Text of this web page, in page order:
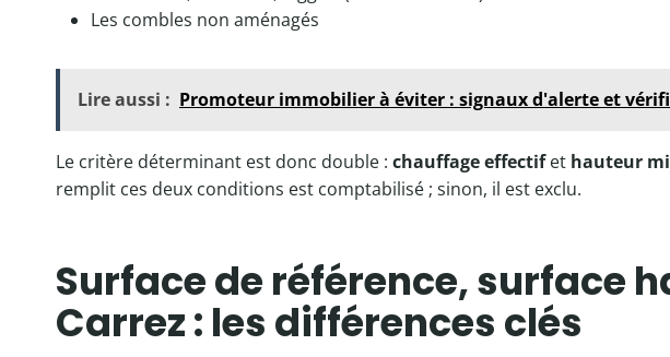
Les combles non aménagés
Lire aussi : Promoteur immobilier à éviter : signaux d'alerte et
Le critère déterminant est donc double : chauffage effectifet hauteur
remplit ces deux conditions est comptabilisé ; sinon, il est exclu.
Surface de référence, surface
Carrez : les différences clés